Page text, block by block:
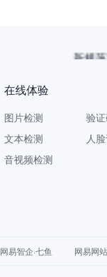
新规
在线体验
图片检测
文本检测
音视频检测
验
人
网易智企·七鱼 网易网